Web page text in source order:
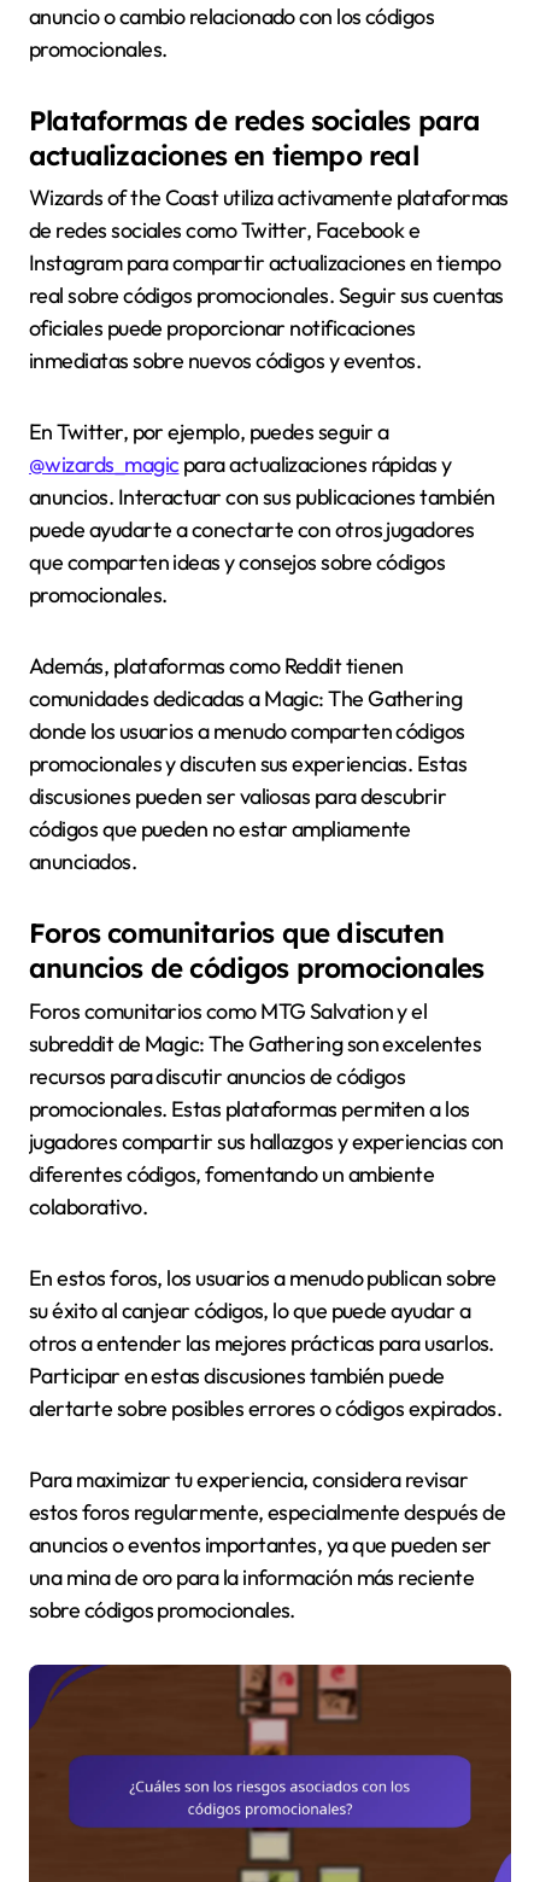
anuncio o cambio relacionado con los códigos
promocionales.
Plataformas de redes sociales para
actualizaciones en tiempo real
Wizards of the Coast utiliza activamente plataformas
de redes sociales como Twitter, Facebook e
Instagram para compartir actualizaciones en tiempo
real sobre códigos promocionales. Seguir sus cuentas
oficiales puede proporcionar notificaciones
inmediatas sobre nuevos códigos y eventos.
En Twitter, por ejemplo, puedes seguir a
@wizards_magicpara actualizaciones rápidas y
anuncios. Interactuar con sus publicaciones también
puede ayudarte a conectarte con otros jugadores
que comparten ideas y consejos sobre códigos
promocionales.
Además, plataformas como Reddit tienen
comunidades dedicadas a Magic: The Gathering
donde los usuarios a menudo comparten códigos
promocionales y discuten sus experiencias. Estas
discusiones pueden ser valiosas para descubrir
códigos que pueden no estar ampliamente
anunciados.
Foros comunitarios que discuten
anuncios de códigos promocionales
Foros comunitarios como MTG Salvation y el
subreddit de Magic: The Gathering son excelentes
recursos para discutir anuncios de códigos
promocionales. Estas plataformas permiten a los
jugadores compartir sus hallazgos y experiencias con
diferentes códigos, fomentando un ambiente
colaborativo.
En estos foros, los usuarios a menudo publican sobre
su éxito al canjear códigos, lo que puede ayudar a
otros a entender las mejores prácticas para usarlos.
Participar en estas discusiones también puede
alertarte sobre posibles errores o códigos expirados.
Para maximizar tu experiencia, considera revisar
estos foros regularmente, especialmente después de
anuncios o eventos importantes, ya que pueden ser
una mina de oro para la información más reciente
sobre códigos promocionales.